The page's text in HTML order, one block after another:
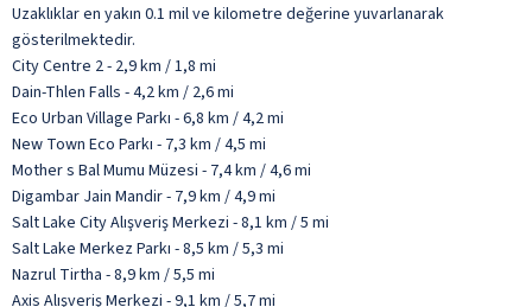
Uzaklıklar en yakın 0.1 mil ve kilometre değerine yuvarlanarak
gösterilmektedir.
City Centre 2 - 2,9 km / 1,8 mi
Dain-Thlen Falls - 4,2 km / 2,6 mi
Eco Urban Village Parkı - 6,8 km / 4,2 mi
New Town Eco Parkı - 7,3 km / 4,5 mi
Mother s Bal Mumu Müzesi - 7,4 km / 4,6 mi
Digambar Jain Mandir - 7,9 km / 4,9 mi
Salt Lake City Alışveriş Merkezi - 8,1 km / 5 mi
Salt Lake Merkez Parkı - 8,5 km / 5,3 mi
Nazrul Tirtha - 8,9 km / 5,5 mi
Axis Alışveriş Merkezi - 9,1 km / 5,7 mi